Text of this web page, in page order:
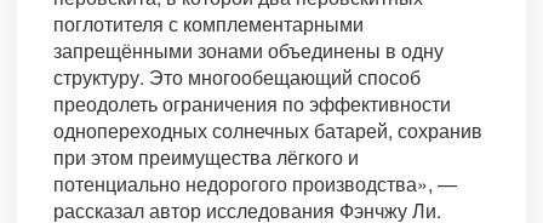
поглотителя с комплементарными
запрещёнными зонами объединены в одну
структуру. Это многообещающий способ
преодолеть ограничения по эффективности
однопереходных солнечных батарей, сохранив
при этом преимущества лёгкого и
потенциально недорогого производства», —
рассказал автор исследования Фэнчжу Ли.